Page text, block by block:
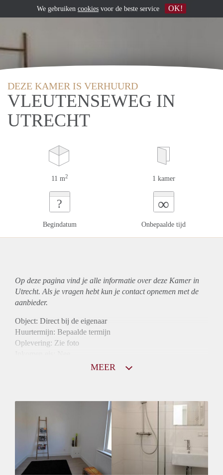
DEZE KAMER IS VERHUURD
VLEUTENSEWEG IN
UTRECHT
11 m2 1 kamer
?
Begindatum
∞
Onbepaalde tijd
Op deze pagina vind je alle informatie over deze Kamer in
Utrecht. Als je vragen hebt kun je contact opnemen met de
aanbieder.
Object: Direct bij de eigenaar
Huurtermijn: Bepaalde termijn
Oplevering: Zie foto
Gedeelde woonkamer: Ja
Huisgenoten: Ja
MEER
We gebruiken cookies voor de beste service OK!